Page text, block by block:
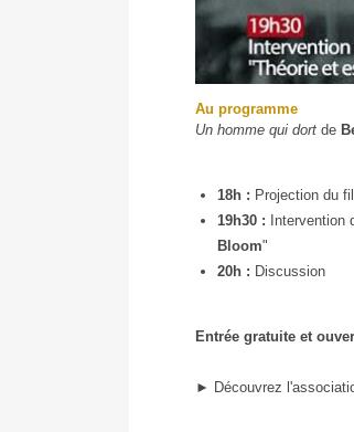
Philociné
-
homme
Au programme
Un homme qui dort de
18h : Projection du
19h30 : Intervention
Bloom"
20h : Discussion
Entrée gratuite et
► Découvrez